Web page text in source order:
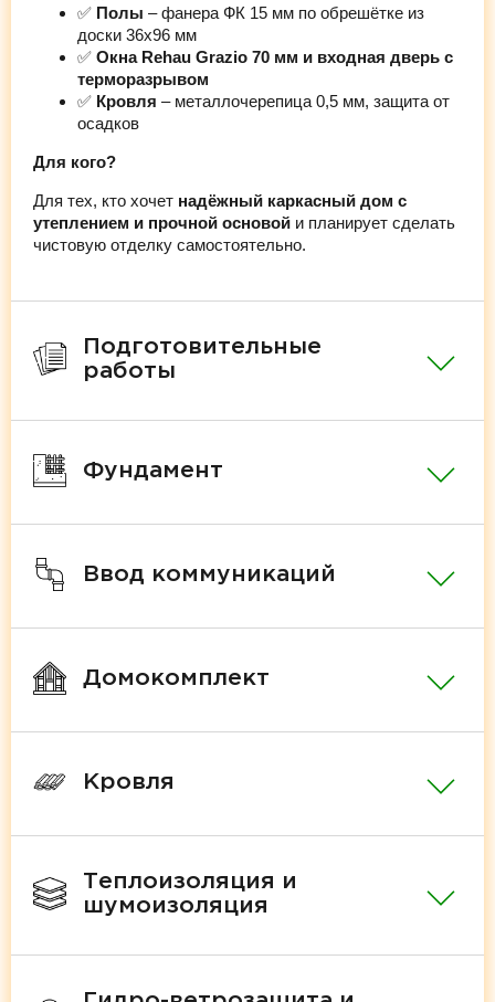
✅ Полы – фанера ФК 15 мм по обрешётке из
доски 36х96 мм
✅ Окна Rehau Grazio 70 мм и входная дверь с
терморазрывом
✅ Кровля – металлочерепица 0,5 мм, защита от
осадков
Для кого?
Для тех, кто хочет надёжный каркасный дом с
утеплением и прочной основой и планирует сделать
чистовую отделку самостоятельно.
Подготовительные
работы
Фундамент
Ввод коммуникаций
Домокомплект
Кровля
Теплоизоляция и
шумоизоляция